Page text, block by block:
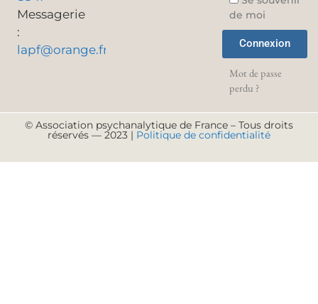
Messagerie
:
lapf@orange.fr
de moi
Connexion
Mot de passe
perdu ?
© Association psychanalytique de France – Tous droits
réservés — 2023 | Politique de confidentialité